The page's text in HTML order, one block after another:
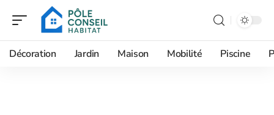
Décoration Jardin Maison Mobilité Piscine